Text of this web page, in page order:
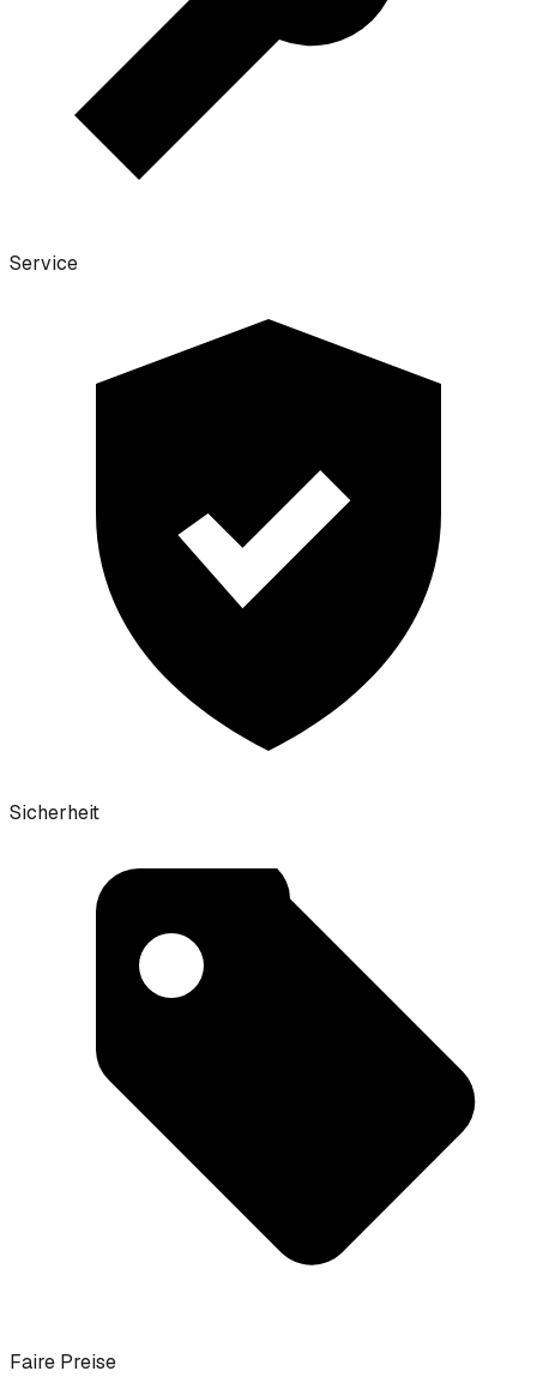
Service
Sicherheit
Faire Preise